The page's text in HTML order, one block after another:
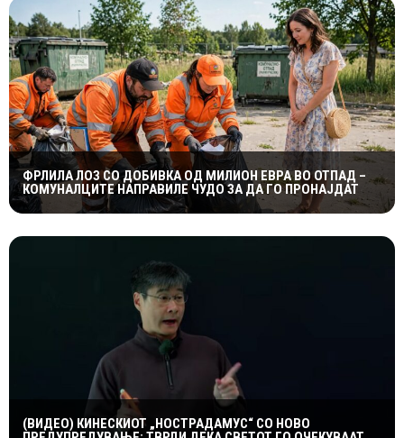
ФРЛИЛА ЛОЗ СО ДОБИВКА ОД МИЛИОН ЕВРА ВО ОТПАД –
КОМУНАЛЦИТЕ НАПРАВИЛЕ ЧУДО ЗА ДА ГО ПРОНАЈДАТ
(ВИДЕО) КИНЕСКИОТ „НОСТРАДАМУС“ СО НОВО